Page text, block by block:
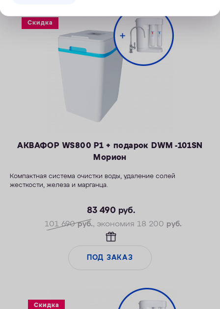
Скидка
АКВАФОР WS800 P1 + подарок DWM -101SN
Морион
Компактная система очистки воды, удаление солей
жесткости, железа и марганца.
— Максимальная удаляемая жесткость — 28 мг-экв/л
— Максимальная удаляемая концентрация железа — 12 мг/л
— Максимальная удаляемая концентрация растворенного
— Объем воды/соли на регенерацию от 43 литров / 0,8 кг
— Удаляет сероводород до 1 мг/л
83 490 руб.
101 690руб., экономия 18 200 руб.
ПОД ЗАКАЗ
Скидка